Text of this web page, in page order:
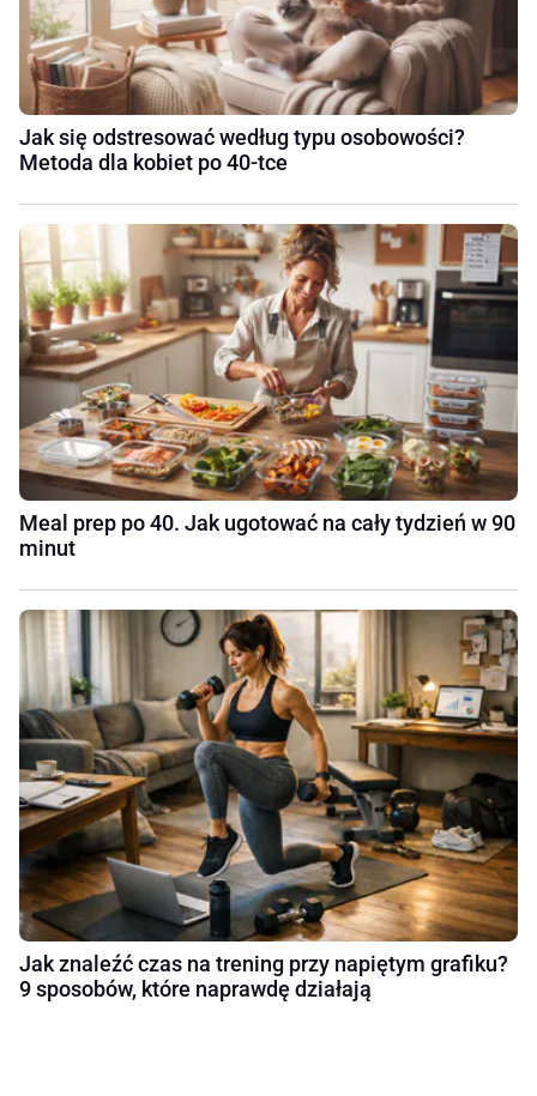
Jak się odstresować według typu osobowości?
Metoda dla kobiet po 40-tce
Meal prep po 40. Jak ugotować na cały tydzień w 90
minut
Jak znaleźć czas na trening przy napiętym grafiku?
9 sposobów, które naprawdę działają